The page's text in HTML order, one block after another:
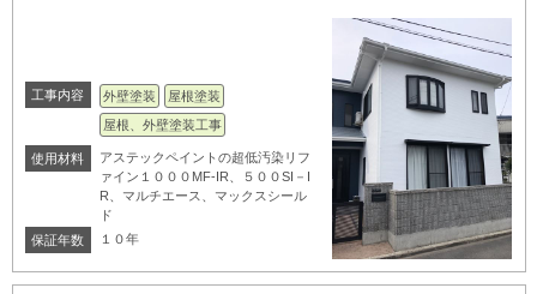
工事内容 外壁塗装
屋根塗装
屋根、外壁塗装工事
使用材料
アステックペイントの超低汚染リフ
ァイン１０００MF-IR、５００SI－I
R、マルチエース、マックスシール
ド
保証年数
１０年